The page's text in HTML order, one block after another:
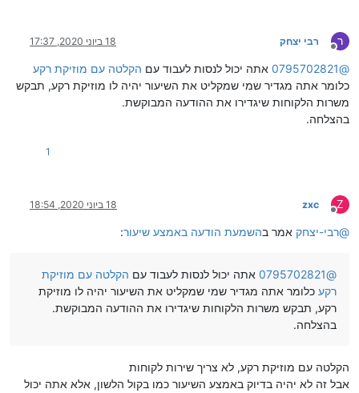
ר
מנותק
רבי יצחק 18 ביוני 2020, 17:37
@
0795702821 אתה יכול לנסות לעבוד עם הקלטה עם מוזיקת רקע
כלומר אתה מגדיר שמי שמקליט את השיעור יהיה לו מוזיקת רקע, תבקש
משרות הלקוחות שיגדירו את ההודעה המבוקשת.
בהצלחה.
1
Z
מנותק
zxc 18 ביוני 2020, 18:54
@רבי-יצחק אמר בהשמעת הודעה באמצע שיעור:
@
0795702821 אתה יכול לנסות לעבוד עם הקלטה עם מוזיקת
רקע כלומר אתה מגדיר שמי שמקליט את השיעור יהיה לו מוזיקת
רקע, תבקש משרות הלקוחות שיגדירו את ההודעה המבוקשת.
בהצלחה.
הקלטה עם מוזיקת רקע, לא צריך שירות לקוחות
אבל זה לא יהיה בדיוק באמצע השיעור כמו בקול הלשון, אלא אתה יכול